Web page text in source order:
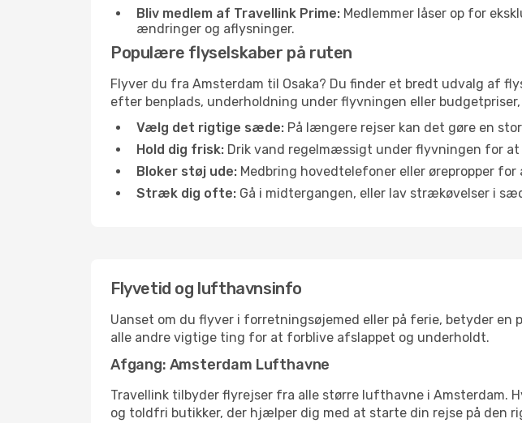
Bliv medlem af Travellink Prime: Medlemmer låser op for
ændringer og aflysninger.
Populære flyselskaber på ruten
Flyver du fra Amsterdam til Osaka? Du finder et bredt udvalg af
efter benplads, underholdning under flyvningen eller
Vælg det rigtige sæde: På længere rejser kan det gøre en
Hold dig frisk: Drik vand regelmæssigt under flyvningen for
Bloker støj ude: Medbring hovedtelefoner eller ørepropper
Stræk dig ofte: Gå i midtergangen, eller lav strækøvelser i
Flyvetid og lufthavnsinfo
Uanset om du flyver i forretningsøjemed eller på ferie, betyder en
alle andre vigtige ting for at forblive afslappet og underholdt.
Afgang: Amsterdam Lufthavne
Travellink tilbyder flyrejser fra alle større lufthavne i Amsterdam.
og toldfri butikker, der hjælper dig med at starte din rejse på den